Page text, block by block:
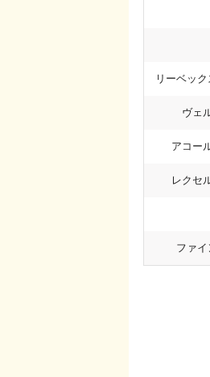
リーベッ
ヴェ
アコー
レクセ
ファイ